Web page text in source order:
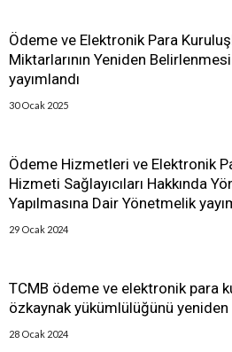
Ödeme ve Elektronik Para
Miktarlarının Yeniden
yayımlandı
30 Ocak 2025
Ödeme Hizmetleri ve Elektronik
Hizmeti Sağlayıcıları Hakkında
Yapılmasına Dair Yönetmelik
29 Ocak 2024
TCMB ödeme ve elektronik para
özkaynak yükümlülüğünü
28 Ocak 2024